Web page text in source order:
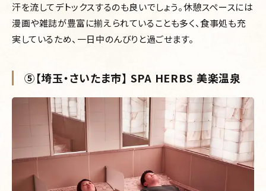
汗を流してデトックスするのも良いでしょう。休憩スペースには
漫画や雑誌が豊富に揃えられていることも多く、食事処も充
実しているため、一日中のんびりと過ごせます。
⑤【埼玉・さいたま市】 SPA HERBS 美楽温泉